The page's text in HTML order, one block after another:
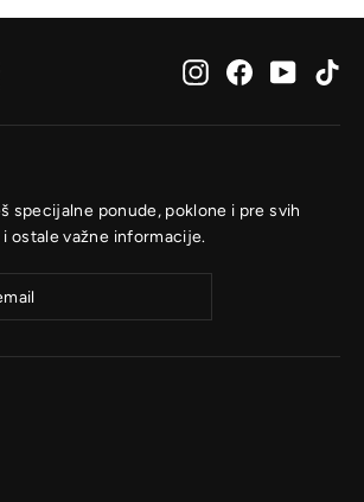
InstagramFacebook
specijalne ponude, poklone i pre svih
ostale važne informacije.